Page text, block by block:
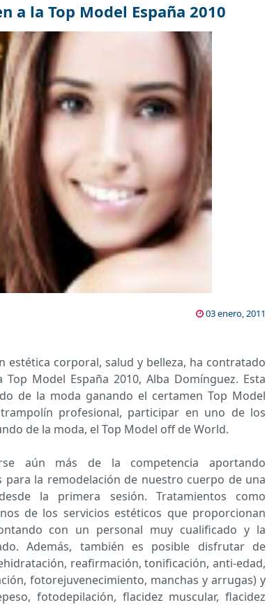
a la Top Model España 2010
03 enero, 2011
estética corporal, salud y belleza, ha contratado
Model España 2010, Alba Domínguez. Esta
de la moda ganando el certamen Top Model
profesional, participar en uno de los
de la moda, el Top Model off de World.
aún más de la competencia aportando
la remodelación de nuestro cuerpo de una
la primera sesión. Tratamientos como
de los servicios estéticos que proporcionan
con un personal muy cualificado y la
Además, también es posible disfrutar de
reafirmación, tonificación, anti-edad,
fotorejuvenecimiento, manchas y arrugas) y
fotodepilación, flacidez muscular, flacidez